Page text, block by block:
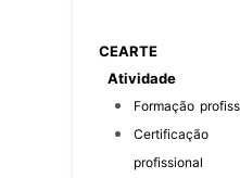
CEARTE
Atividade
Formação
Certificação
profissional